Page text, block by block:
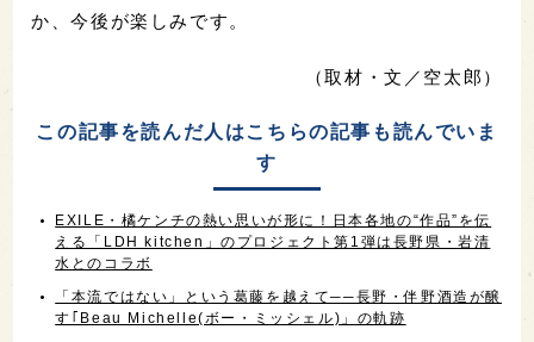
か、今後が楽しみです。
（取材・文／空太郎）
この記事を読んだ人はこちらの記事も読んでいま
す
EXILE・橘ケンチの熱い思いが形に！日本各地の“作品”を伝
える「LDH kitchen」のプロジェクト第1弾は長野県・岩清
水とのコラボ
「本流ではない」という葛藤を越えて──長野・伴野酒造が醸
す｢Beau Michelle(ボー・ミッシェル)」の軌跡